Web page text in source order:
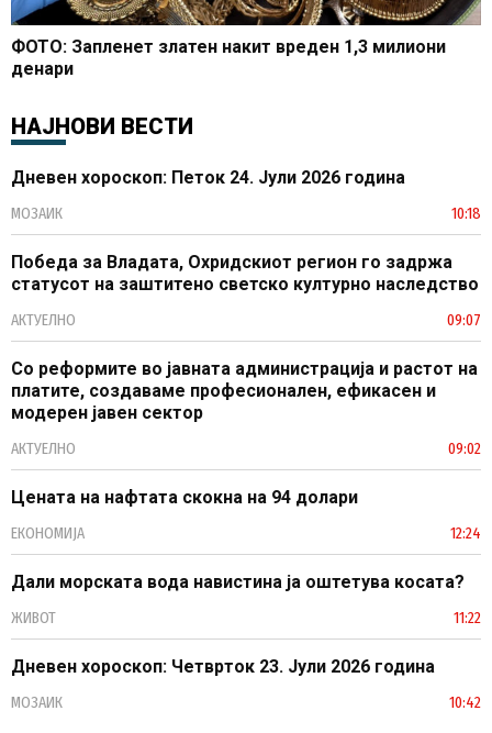
ФОТО: Запленет златен накит вреден 1,3 милиони
денари
НАЈНОВИ ВЕСТИ
Дневен хороскоп: Петок 24. Јули 2026 година
МОЗАИК 10:18
Победа за Владата, Охридскиот регион го задржа
статусот на заштитено светско културно наследство
АКТУЕЛНО 09:07
Со реформите во јавната администрација и растот на
платите, создаваме професионален, ефикасен и
модерен јавен сектор
АКТУЕЛНО 09:02
Цената на нафтата скокна на 94 долари
ЕКОНОМИЈА 12:24
Дали морската вода навистина ја оштетува косата?
ЖИВОТ 11:22
Дневен хороскоп: Четврток 23. Јули 2026 година
МОЗАИК 10:42